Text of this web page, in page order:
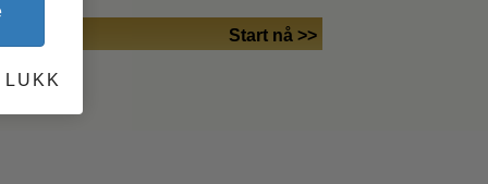
Start nå >>
LUKK